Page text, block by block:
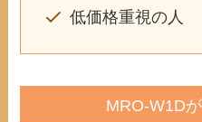
低価格重視の人
MRO-W1D